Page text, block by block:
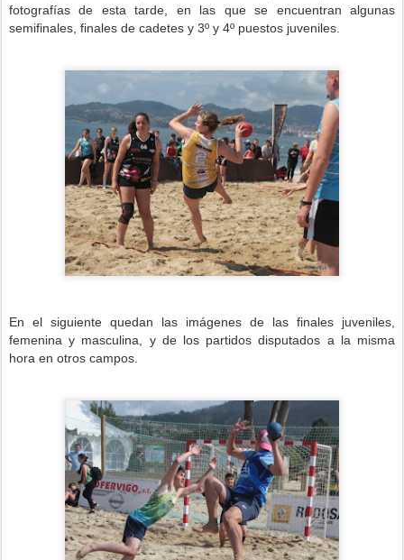
fotografías de esta tarde, en las que se encuentran algunas
semifinales, finales de cadetes y 3º y 4º puestos juveniles.
En el siguiente quedan las imágenes de las finales juveniles,
femenina y masculina, y de los partidos disputados a la misma
hora en otros campos.